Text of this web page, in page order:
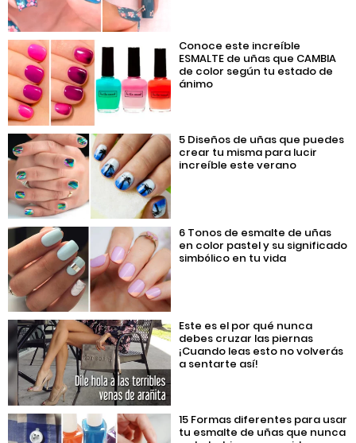
Conoce este increíble
ESMALTE de uñas que CAMBIA
de color según tu estado de
ánimo
5 Diseños de uñas que puedes
crear tu misma para lucir
increíble este verano
6 Tonos de esmalte de uñas
en color pastel y su significado
simbólico en tu vida
Este es el por qué nunca
debes cruzar las piernas
¡Cuando leas esto no volverás
a sentarte así!
15 Formas diferentes para usar
tu esmalte de uñas que nunca